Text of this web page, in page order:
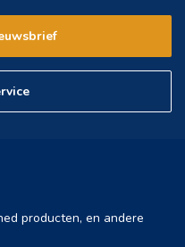
producten, en andere